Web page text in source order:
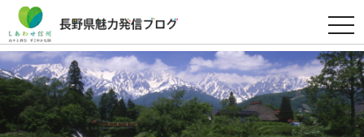
t
o
g
g
l
e
n
a
v